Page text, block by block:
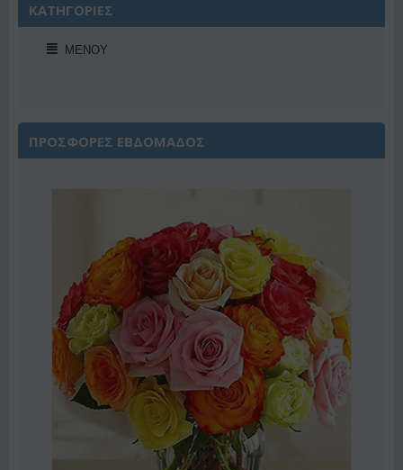
ΚΑΤΗΓΟΡΙΕΣ
ΜΕΝΟΎ
ΠΡΟΣΦΟΡΕΣ ΕΒΔΟΜΑΔΟΣ